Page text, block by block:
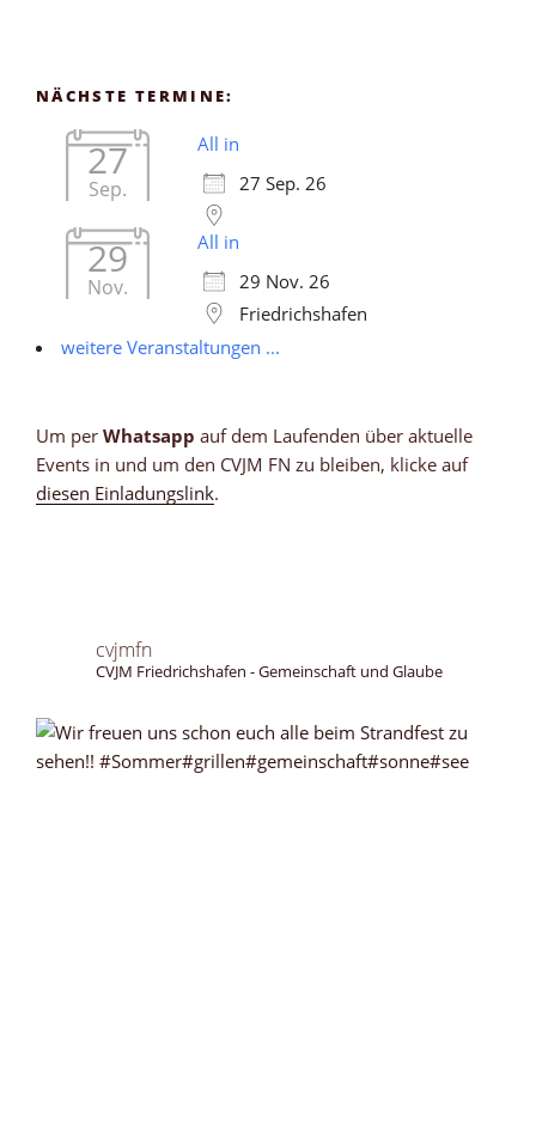
NÄCHSTE TERMINE:
27
Sep.
All in
27 Sep. 26
29
Nov.
All in
29 Nov. 26
Friedrichshafen
weitere Veranstaltungen ...
Um per Whatsapp auf dem Laufenden über aktuelle
Events in und um den CVJM FN zu bleiben, klicke auf
diesen Einladungslink.
cvjmfn
CVJM Friedrichshafen - Gemeinschaft und Glaube